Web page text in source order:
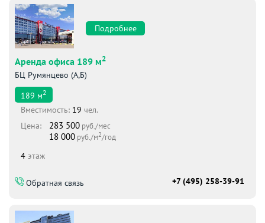
Подробнее
Аренда офиса 189 м2
БЦ Румянцево (А,Б)
189 м2
Вместимоcть: 19 чел.
Цена:
283 500 руб./мес
18 000 руб./м2/год
4 этаж
Обратная связь +7 (495) 258-39-91